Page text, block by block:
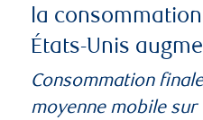
la
États-Unis
Consommation
moyenne mobile sur